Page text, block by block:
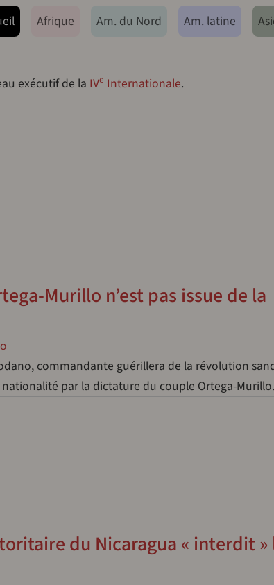
Afrique Am. du Nord Am. latine
exécutif de la IVe Internationale.
Murillo n’est pas issue de la
commandante guérillera de la révolution
par la dictature du couple Ortega-
du Nicaragua « interdit »